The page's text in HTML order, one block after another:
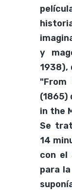
y
1938),
(1865)
in the
Se
14
con el
para